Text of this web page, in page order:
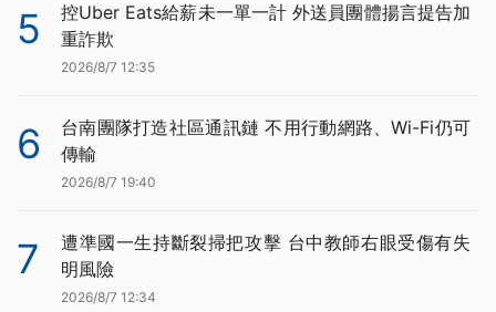
5
控Uber Eats給薪未一單一計 外送員團體揚言提告加
重詐欺
2026/8/7 12:35
6
台南團隊打造社區通訊鏈 不用行動網路、Wi-Fi仍可
傳輸
2026/8/7 19:40
7
遭準國一生持斷裂掃把攻擊 台中教師右眼受傷有失
明風險
2026/8/7 12:34